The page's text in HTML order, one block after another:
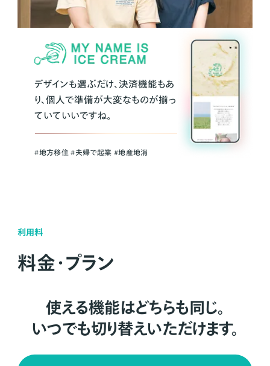
デザインも選ぶだけ、決済機能もあ
り、個人で準備が大変なものが揃っ
ていていいですね。
#地方移住 #夫婦で起業 #地産地消
利用料
料金・プラン
使える機能はどちらも同じ。
いつでも切り替えいただけます。